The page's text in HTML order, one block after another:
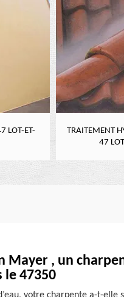
LOT-ET-
TRAITEMENT
47
Mayer , un
le 47350